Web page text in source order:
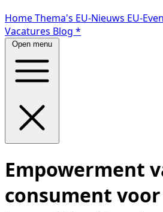
HomeThema's EU-Nieuws EU-
Vacatures Blog *
Open menu
Empowerment
consument